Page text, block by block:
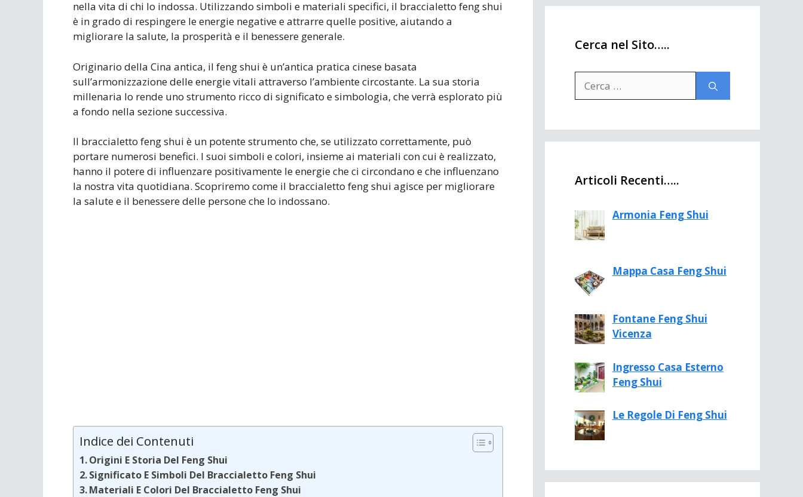
nella vita di chi lo indossa. Utilizzando simboli e materiali specifici, il braccialetto feng shui
è in grado di respingere le energie negative e attrarre quelle positive, aiutando a
migliorare la salute, la prosperità e il benessere generale.
Originario della Cina antica, il feng shui è un’antica pratica cinese basata
sull’armonizzazione delle energie vitali attraverso l’ambiente circostante. La sua storia
millenaria lo rende uno strumento ricco di significato e simbologia, che verrà esplorato più
a fondo nella sezione successiva.
Il braccialetto feng shui è un potente strumento che, se utilizzato correttamente, può
portare numerosi benefici. I suoi simboli e colori, insieme ai materiali con cui è realizzato,
hanno il potere di influenzare positivamente le energie che ci circondano e che influenzano
la nostra vita quotidiana. Scopriremo come il braccialetto feng shui agisce per migliorare
la salute e il benessere delle persone che lo indossano.
Indice dei Contenuti
Origini E Storia Del Feng Shui
Significato E Simboli Del Braccialetto Feng Shui
Materiali E Colori Del Braccialetto Feng Shui
Cerca nel Sito…..
per:
Articoli Recenti…..
Armonia Feng Shui
Mappa Casa Feng Shui
Fontane Feng Shui
Vicenza
Ingresso Casa Esterno
Feng Shui
Le Regole Di Feng Shui